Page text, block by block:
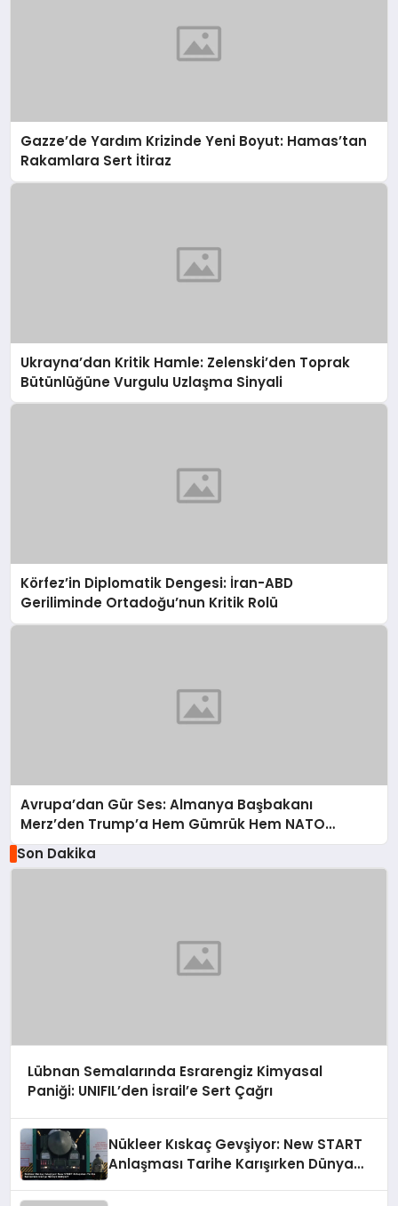
Gazze’de Yardım Krizinde Yeni Boyut: Hamas’tan
Rakamlara Sert İtiraz
Ukrayna’dan Kritik Hamle: Zelenski’den Toprak
Bütünlüğüne Vurgulu Uzlaşma Sinyali
Körfez’in Diplomatik Dengesi: İran-ABD
Geriliminde Ortadoğu’nun Kritik Rolü
Avrupa’dan Gür Ses: Almanya Başbakanı
Merz’den Trump’a Hem Gümrük Hem NATO
Uyarısı!
Son Dakika
Lübnan Semalarında Esrarengiz Kimyasal
Paniği: UNIFIL’den İsrail’e Sert Çağrı
Nükleer Kıskaç Gevşiyor: New START
Anlaşması Tarihe Karışırken Dünya